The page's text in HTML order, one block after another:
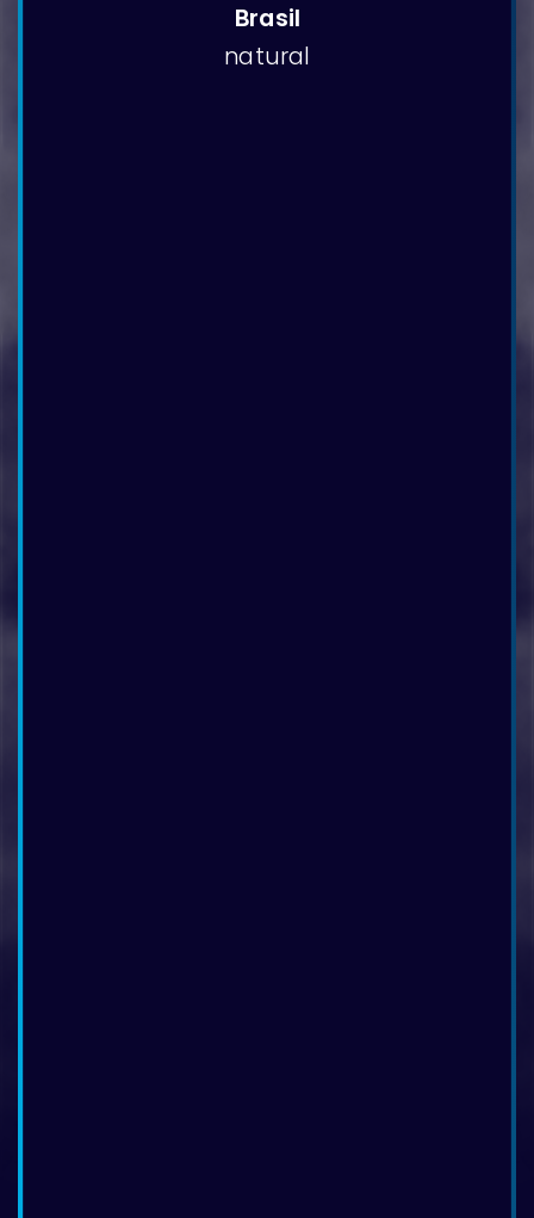
Brasil
natural